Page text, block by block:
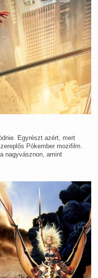
Egyrészt azért, mert
Pókember mozifilm.
nagyvásznon, amint